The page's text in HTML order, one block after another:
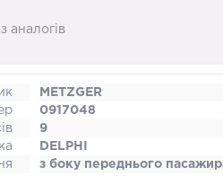
аналогів
METZGER
0917048
9
DELPHI
з боку переднього